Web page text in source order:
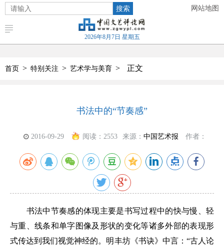
搜索 网站地图
2026年8月7日 星期五
首页 > 特别关注 > 艺术学与美育 > 正文
书法中的“节奏感”
2016-09-29 阅读： 2553 来源： 中国艺术报 作者：
书法中节奏感的体现主要是书写过程中的快与慢、轻
与重、线条和单字图像及形状的变化等诸多外部的表现形
式传达到我们视觉神经的。明丰坊《书诀》中言：“古人论